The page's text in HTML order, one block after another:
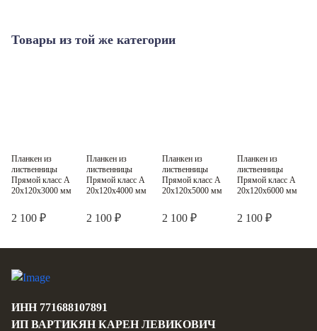
Товары из той же категории
Класс A
Планкен из
лиственницы
Прямой класс А
20x120x3000 мм
2 100 ₽
Класс A
Планкен из
лиственницы
Прямой класс А
20x120x4000 мм
2 100 ₽
Класс A
Планкен из
лиственницы
Прямой класс А
20x120x5000 мм
2 100 ₽
Класс A
Планкен из
лиственницы
Прямой класс А
20x120x6000 мм
2 100 ₽
ИНН 771688107891
ИП ВАРТИКЯН КАРЕН ЛЕВИКОВИЧ